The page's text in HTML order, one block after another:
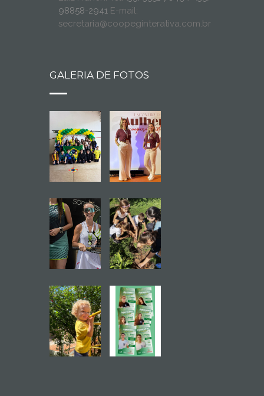
98858-2941 E-mail:
secretaria@coopeginterativa.com.br
GALERIA DE FOTOS